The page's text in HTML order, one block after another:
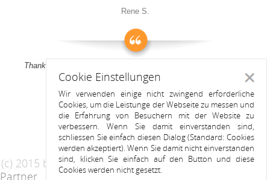
Rene S.
Thank you all for your support! It was a pleasure to stay at your
apartment
Anitah S.
(c) 2015 by Riess Apartments
Partner
AGB Datenschutzerklärung
Cookie Einstellungen
Wir verwenden einige nicht zwingend erforderliche
Cookies, um die Leistunge der Webseite zu messen und
die Erfahrung von Besuchern mit der Website zu
verbessern. Wenn Sie damit einverstanden sind,
schliessen Sie einfach diesen Dialog (Standard: Cookies
werden akzeptiert). Wenn Sie damit nicht einverstanden
sind, klicken Sie einfach auf den Button und diese
Cookies werden nicht gesetzt.